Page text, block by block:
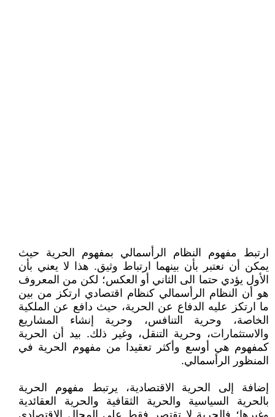
ارتبط مفهوم النظام الرأسمالي بمفهوم الحرية حيث
يمكن أن نعتبر بأن بينهما ارتباط وثيق. هذا لا يعني بأن
الأول يؤدي حتما الى الثاني أو العكس؛ لكن من المعروف
هو أن النظام الرأسمالي كنظام اقتصادي ارتكز من بين
ما ارتكز عليه الدفاع عن الحرية، حيث دافع عن الملكية
الخاصة، وحرية التنافس، وحرية إنشاء المشاريع
والاستثمارات، وحرية التنقل، وغير ذلك. بيد أن الحرية
كمفهوم هي أوسع وأكثر تعقيدا من مفهوم الحرية في
المنظور الرأسمالي.
إضافة إلى الحرية الاقتصادية، يرتبط مفهوم الحرية
بالحرية السياسية والحرية الثقافية والحرية العقائدية